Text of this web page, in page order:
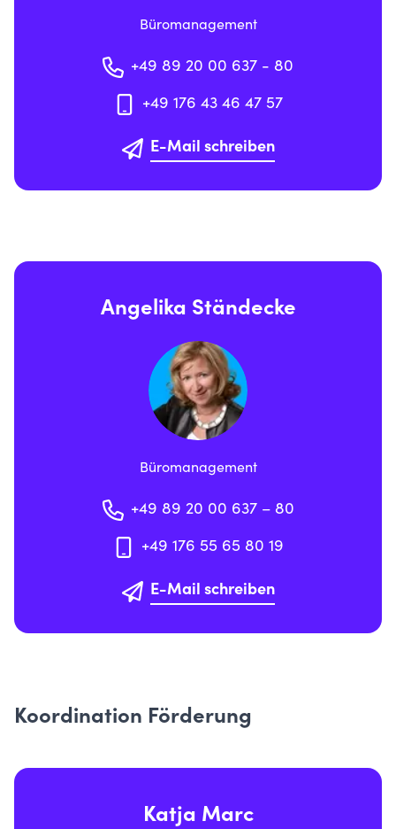
Büromanagement
+49 89 20 00 637 - 80
+49 176 43 46 47 57
E-Mail schreiben
Angelika Ständecke
Büromanagement
+49 89 20 00 637 – 80
+49 176 55 65 80 19
E-Mail schreiben
Koordination Förderung
Katja Marc